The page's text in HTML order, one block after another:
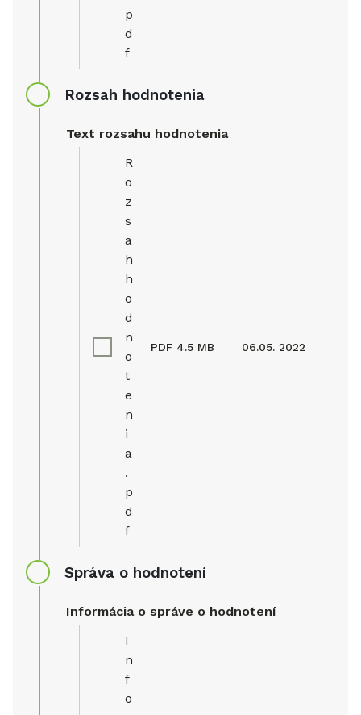
p
d
f
Rozsah hodnotenia
Text rozsahu hodnotenia
R
o
z
s
a
h
h
o
d
n
o
t
e
n
i
a
.
p
d
f
PDF 4.5 MB 06.05. 2022
Správa o hodnotení
Informácia o správe o hodnotení
I
n
f
o